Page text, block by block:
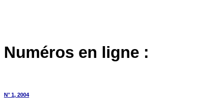
Numéros en ligne :
N° 1, 2004